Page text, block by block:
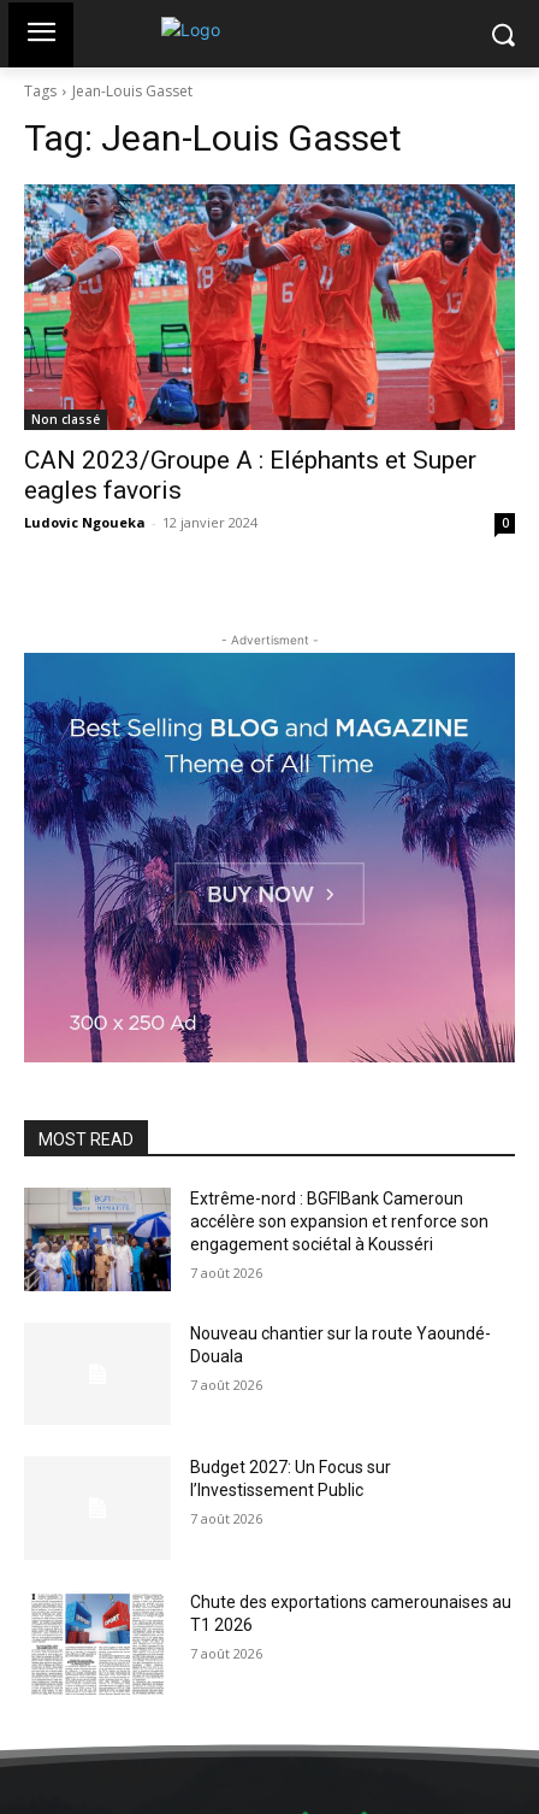
Tags Jean-Louis Gasset
Tag: Jean-Louis Gasset
Non classé
CAN 2023/Groupe A : Eléphants et Super
eagles favoris
Ludovic Ngoueka - 12 janvier 2024 0
- Advertisment -
MOST READ
Extrême-nord : BGFIBank Cameroun
accélère son expansion et renforce son
engagement sociétal à Kousséri
7 août 2026
Nouveau chantier sur la route Yaoundé-
Douala
7 août 2026
Budget 2027: Un Focus sur
l’Investissement Public
7 août 2026
Chute des exportations camerounaises au
T1 2026
7 août 2026